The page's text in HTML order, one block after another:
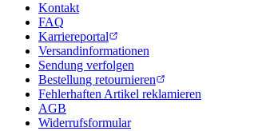
Kontakt
FAQ
Karriereportal
Versandinformationen
Sendung verfolgen
Bestellung retournieren
Fehlerhaften Artikel reklamieren
AGB
Widerrufsformular